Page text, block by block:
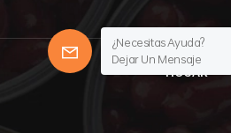
HOGAR
¿Necesitas Ayuda?
Dejar Un Mensaje